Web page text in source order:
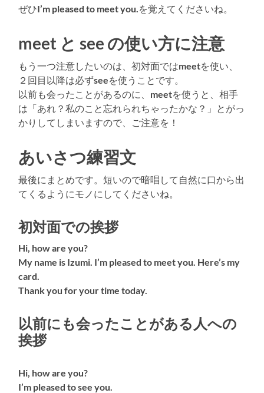
ぜひI’m pleased to meet you.を覚えてくださいね。
meet と see の使い方に注意
もう一つ注意したいのは、初対面ではmeetを使い、
２回目以降は必ずseeを使うことです。
以前も会ったことがあるのに、 meetを使うと、相手
は「あれ？私のこと忘れられちゃったかな？」とがっ
かりしてしまいますので、ご注意を！
あいさつ練習文
最後にまとめです。短いので暗唱して自然に口から出
てくるようにモノにしてくださいね。
初対面での挨拶
Hi, how are you?
My name is Izumi. I’m pleased to meet you. Here’s my
card.
Thank you for your time today.
以前にも会ったことがある人への
挨拶
Hi, how are you?
I’m pleased to see you.